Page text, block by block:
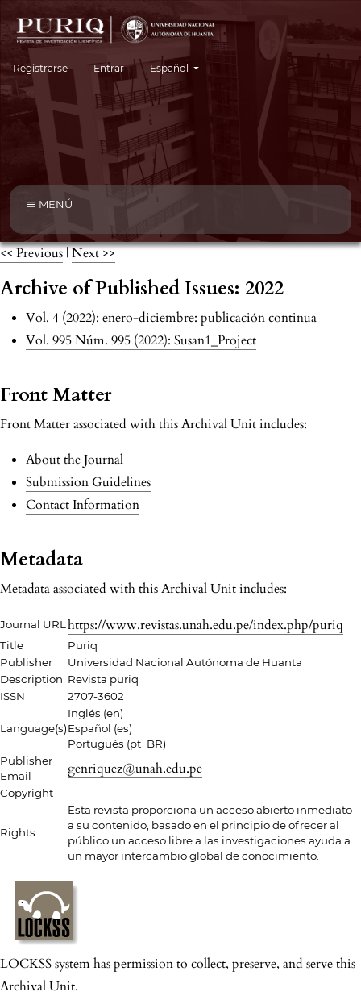
Registrarse Entrar Cambiar el idioma. El idioma actual es:
Español
MENÚ
<< Previous|Next >>
Archive of Published Issues: 2022
Vol. 4 (2022): enero-diciembre: publicación continua
Vol. 995 Núm. 995 (2022): Susan1_Project
Front Matter
Front Matter associated with this Archival Unit includes:
About the Journal
Submission Guidelines
Contact Information
Metadata
Metadata associated with this Archival Unit includes:
Journal URL https://www.revistas.unah.edu.pe/index.php/puriq
Title
Puriq
Publisher
Universidad Nacional Autónoma de Huanta
Description Revista puriq
ISSN
2707-3602
Language(s)
Inglés (en)
Español (es)
Portugués (pt_BR)
Publisher
Email
genriquez@unah.edu.pe
Copyright
Rights
Esta revista proporciona un acceso abierto inmediato
a su contenido, basado en el principio de ofrecer al
público un acceso libre a las investigaciones ayuda a
un mayor intercambio global de conocimiento.
LOCKSS system has permission to collect, preserve, and serve this
Archival Unit.